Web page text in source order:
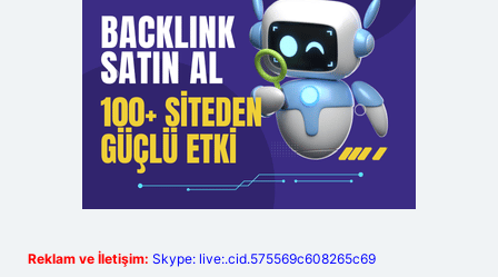
Reklam ve İletişim: Skype: live:.cid.575569c608265c69